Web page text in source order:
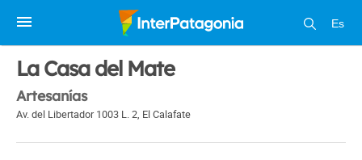
Es
1 / 1
La Casa del Mate
Artesanías
Av. del Libertador 1003 L. 2, El Calafate